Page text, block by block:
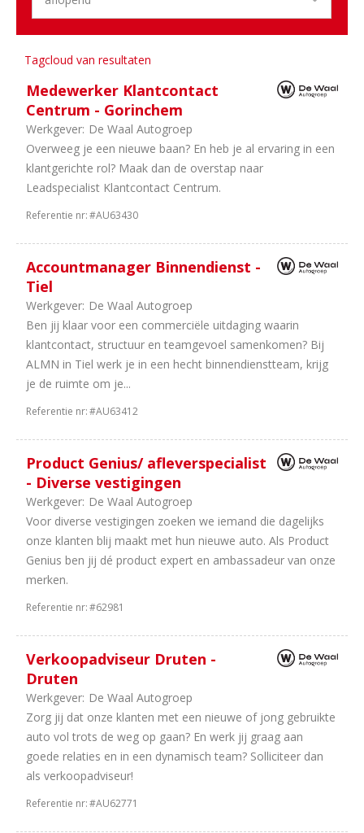
Sector
Duurzame
Mobiliteit
Dealerholdings
Schadeherstel
Bedrijfsauto's
Banden
en
Machines
Bouwmachines
Vakorganisaties
Opleiding
Trucks
Bus
Onderdelen
Motoren
Leasing
Automatisering
Tagcloud van resultaten
Medewerker Klantcontact
Centrum - Gorinchem
Werkgever: De Waal Autogroep
Overweeg je een nieuwe baan? En heb je al ervaring in een
klantgerichte rol? Maak dan de overstap naar
Leadspecialist Klantcontact Centrum.
Referentie nr:#AU63430
Accountmanager Binnendienst -
Tiel
Werkgever: De Waal Autogroep
Ben jij klaar voor een commerciële uitdaging waarin
klantcontact, structuur en teamgevoel samenkomen? Bij
ALMN in Tiel werk je in een hecht binnendienstteam, krijg
je de ruimte om je...
Referentie nr:#AU63412
Product Genius/ afleverspecialist
- Diverse vestigingen
Werkgever: De Waal Autogroep
Voor diverse vestigingen zoeken we iemand die dagelijks
onze klanten blij maakt met hun nieuwe auto. Als Product
Genius ben jij dé product expert en ambassadeur van onze
merken.
Referentie nr:#62981
Verkoopadviseur Druten -
Druten
Werkgever: De Waal Autogroep
Zorg jij dat onze klanten met een nieuwe of jong gebruikte
auto vol trots de weg op gaan? En werk jij graag aan
goede relaties en in een dynamisch team? Solliciteer dan
als verkoopadviseur!
Referentie nr:#AU62771